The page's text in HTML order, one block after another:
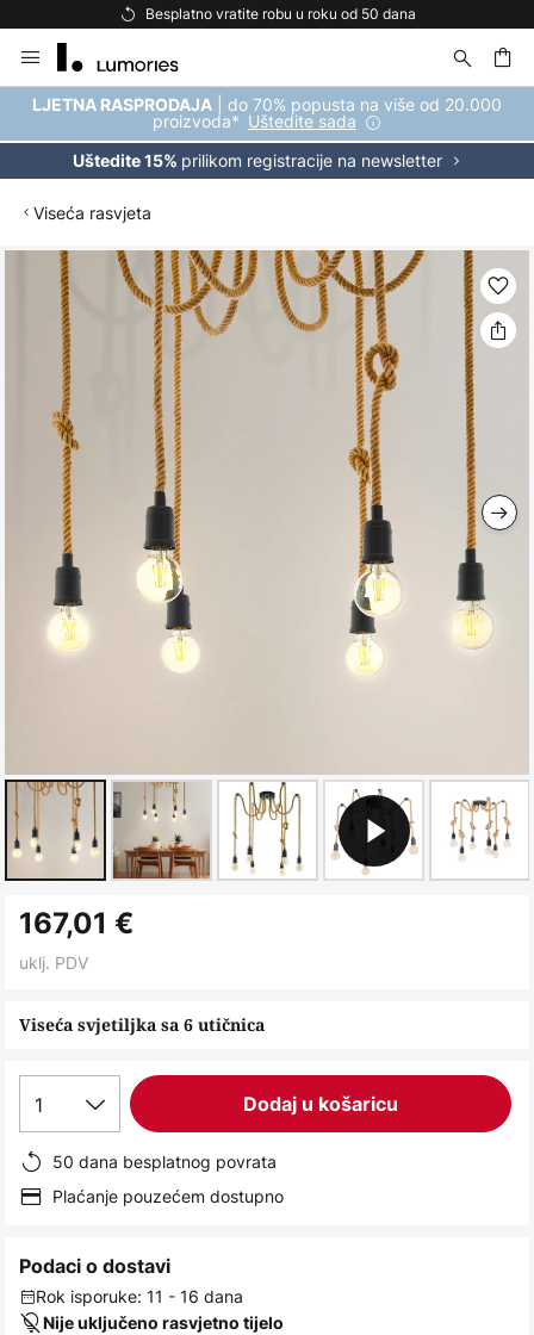
Besplatno vratite robu u roku od 50 dana
to
Content
LJETNA RASPRODAJA | do 70% popusta na više od 20.000
proizvoda* Uštedite sada
Uštedite 15% prilikom registracije na newsletter
Viseća rasvjeta
images
gallery
to
the
of
images
gallery
Viseća svjetiljka sa 6 utičnica
167,01 €
uklj. PDV
1 Dodaj u košaricu
50 dana besplatnog povrata
Plaćanje pouzećem dostupno
Podaci o dostavi
Rok isporuke: 11 - 16 dana
Nije uključeno rasvjetno tijelo